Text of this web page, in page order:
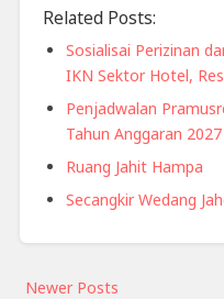
Related Posts:
Sosialisai Perizinan
IKN Sektor Hotel,
Penjadwalan
Tahun Anggaran 2027
Ruang Jahit Hampa
Secangkir Wedang
Newer Posts